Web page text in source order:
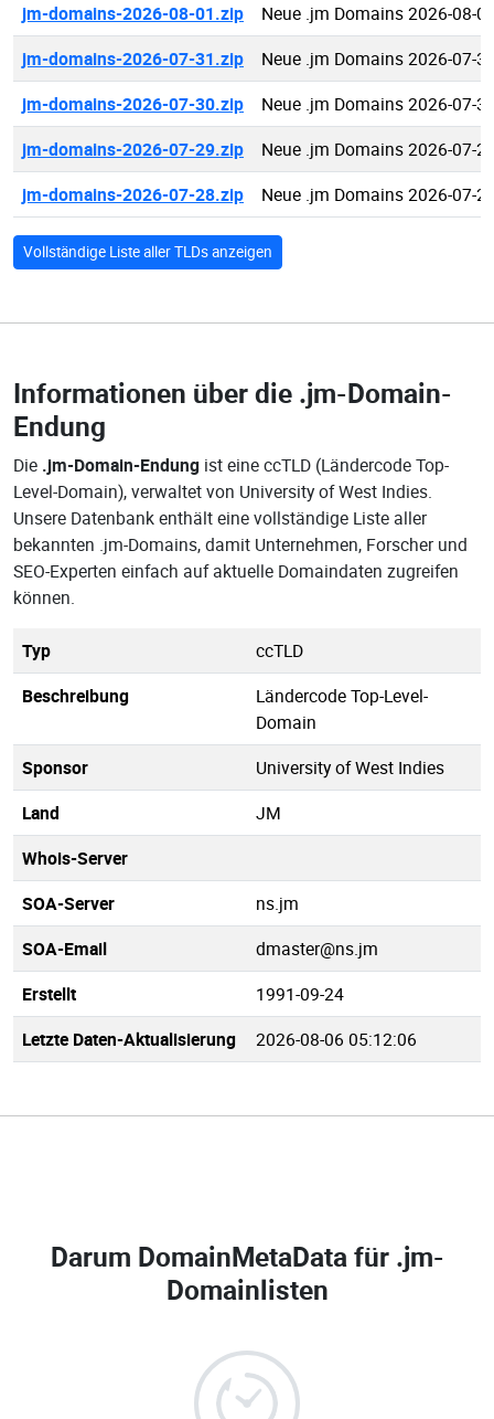
jm-domains-2026-08-01.zip
Neue .jm Domains 2026-08-
jm-domains-2026-07-31.zip
Neue .jm Domains 2026-07-
jm-domains-2026-07-30.zip
Neue .jm Domains 2026-07-
jm-domains-2026-07-29.zip
Neue .jm Domains 2026-07-
jm-domains-2026-07-28.zip
Neue .jm Domains 2026-07-
Vollständige Liste aller TLDs anzeigen
Informationen über die .jm-Domain-
Endung
Die .jm-Domain-Endung ist eine ccTLD (Ländercode Top-
Level-Domain), verwaltet von University of West Indies.
Unsere Datenbank enthält eine vollständige Liste aller
bekannten .jm-Domains, damit Unternehmen, Forscher und
SEO-Experten einfach auf aktuelle Domaindaten zugreifen
können.
Typ
ccTLD
Beschreibung
Ländercode Top-Level-
Domain
Sponsor
University of West Indies
Land
JM
Whois-Server
SOA-Server
ns.jm
SOA-Email
dmaster@ns.jm
Erstellt
1991-09-24
Letzte Daten-Aktualisierung
2026-08-06 05:12:06
Darum DomainMetaData für .jm-
Domainlisten